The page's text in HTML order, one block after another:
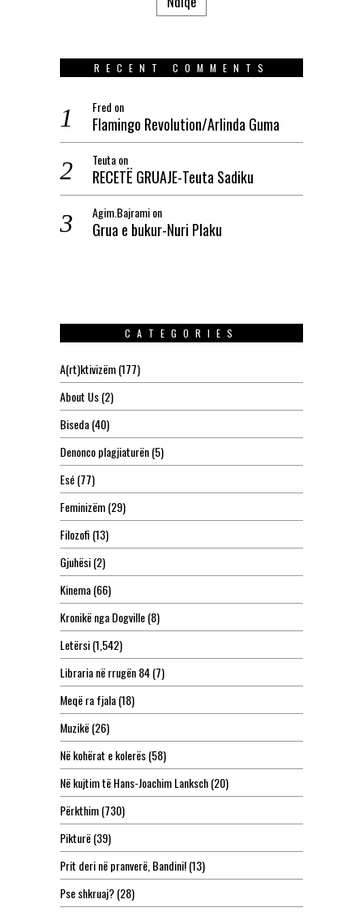
RECENT COMMENTS
Fred on
Flamingo Revolution/Arlinda Guma
Teutaon
RECETË GRUAJE-Teuta Sadiku
Agim.Bajramion
Grua e bukur-Nuri Plaku
CATEGORIES
A(rt)ktivizëm(177)
About Us(2)
Biseda(40)
Denonco plagjiaturën(5)
Esé(77)
Feminizëm(29)
Filozofi (13)
Gjuhësi(2)
Kinema(66)
Kronikë nga Dogville(8)
Letërsi(1,542)
Libraria në rrugën 84(7)
Meqë ra fjala(18)
Muzikë(26)
Në kohërat e kolerës(58)
Në kujtim të Hans-Joachim Lanksch(20)
Përkthim(730)
Pikturë(39)
Prit deri në pranverë, Bandini!(13)
Pse shkruaj?(28)